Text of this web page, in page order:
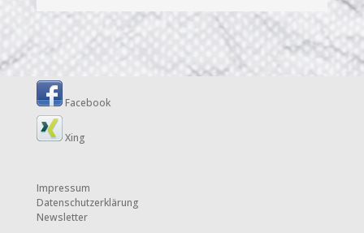
Facebook
Xing
Impressum
Datenschutzerklärung
Newsletter